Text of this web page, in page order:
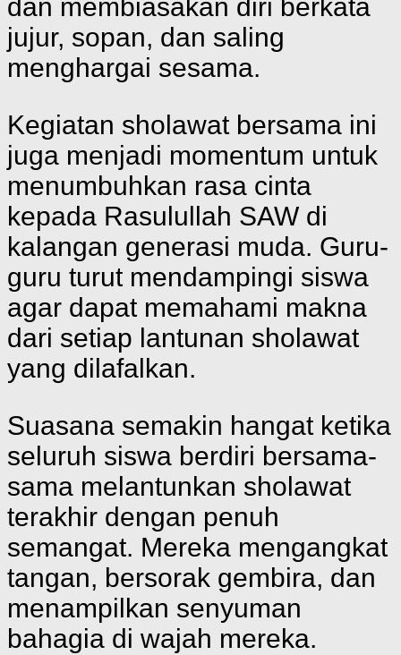
dan membiasakan diri berkata
jujur, sopan, dan saling
menghargai sesama.
Kegiatan sholawat bersama ini
juga menjadi momentum untuk
menumbuhkan rasa cinta
kepada Rasulullah SAW di
kalangan generasi muda. Guru-
guru turut mendampingi siswa
agar dapat memahami makna
dari setiap lantunan sholawat
yang dilafalkan.
Suasana semakin hangat ketika
seluruh siswa berdiri bersama-
sama melantunkan sholawat
terakhir dengan penuh
semangat. Mereka mengangkat
tangan, bersorak gembira, dan
menampilkan senyuman
bahagia di wajah mereka.